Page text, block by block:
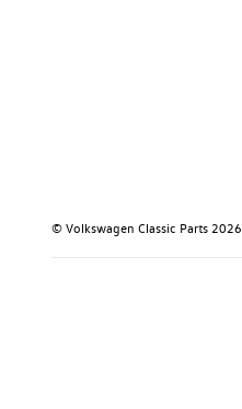
© Volkswagen Classic Parts 2026